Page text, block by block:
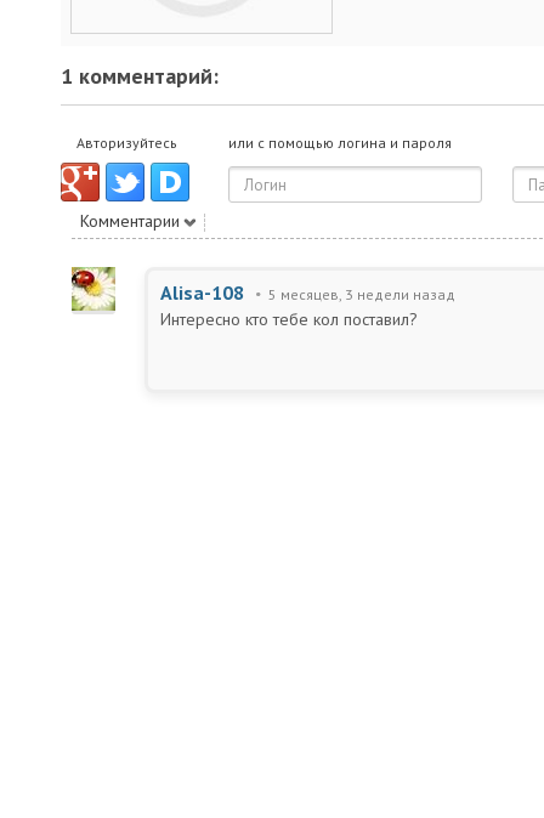
1 комментарий:
Авторизуйтесь или с помощью логина и пароля
Комментарии
Alisa-108 5 месяцев, 3 недели назад
Интересно кто тебе кол поставил?